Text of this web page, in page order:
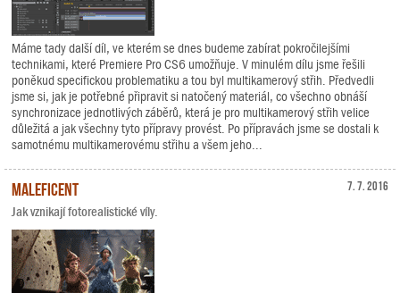
Máme tady další díl, ve kterém se dnes budeme zabírat pokročilejšími
technikami, které Premiere Pro CS6 umožňuje. V minulém dílu jsme řešili
poněkud specifickou problematiku a tou byl multikamerový střih. Předvedli
jsme si, jak je potřebné připravit si natočený materiál, co všechno obnáší
synchronizace jednotlivých záběrů, která je pro multikamerový střih velice
důležitá a jak všechny tyto přípravy provést. Po přípravách jsme se dostali k
samotnému multikamerovému střihu a všem jeho...
7. 7. 2016
Maleficent
Jak vznikají fotorealistické víly.